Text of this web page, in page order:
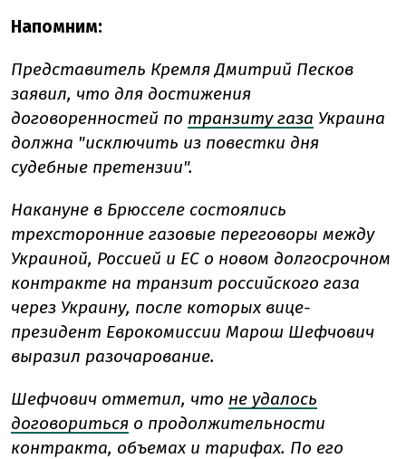
Напомним:
Представитель Кремля Дмитрий Песков
заявил, что для достижения
договоренностей по транзиту газа Украина
должна "исключить из повестки дня
судебные претензии".
Накануне в Брюсселе состоялись
трехсторонние газовые переговоры между
Украиной, Россией и ЕС о новом долгосрочном
контракте на транзит российского газа
через Украину, после которых вице-
президент Еврокомиссии Марош Шефчович
выразил разочарование.
Шефчович отметил, что не удалось
договориться о продолжительности
контракта, объемах и тарифах. По его